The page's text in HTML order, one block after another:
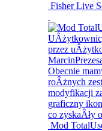
Fisher Live
Mod